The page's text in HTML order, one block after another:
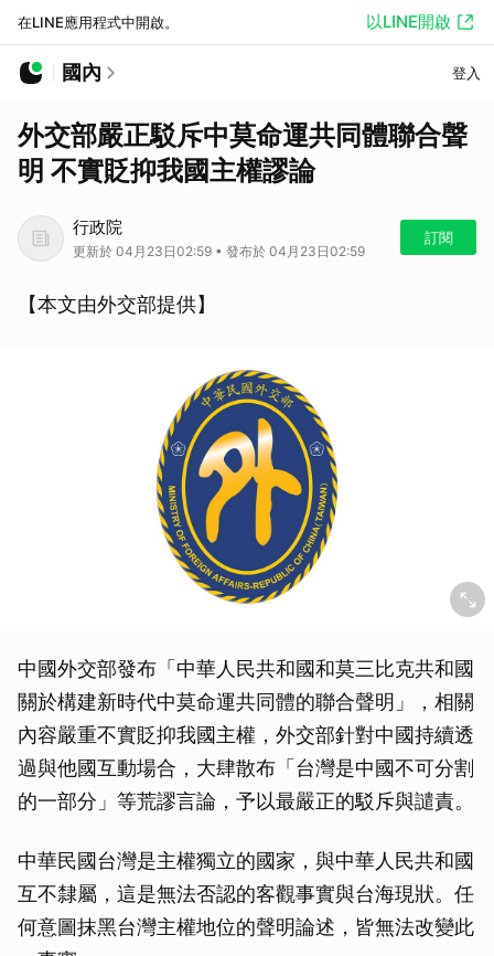
在LINE應用程式中開啟。 以LINE開啟
國內 登入
外交部嚴正駁斥中莫命運共同體聯合聲
明 不實貶抑我國主權謬論
行政院
更新於 04月23日02:59 • 發布於 04月23日02:59
訂閱
【本文由外交部提供】
中國外交部發布「中華人民共和國和莫三比克共和國
關於構建新時代中莫命運共同體的聯合聲明」，相關
內容嚴重不實貶抑我國主權，外交部針對中國持續透
過與他國互動場合，大肆散布「台灣是中國不可分割
的一部分」等荒謬言論，予以最嚴正的駁斥與譴責。
中華民國台灣是主權獨立的國家，與中華人民共和國
互不隸屬，這是無法否認的客觀事實與台海現狀。任
何意圖抹黑台灣主權地位的聲明論述，皆無法改變此
取消